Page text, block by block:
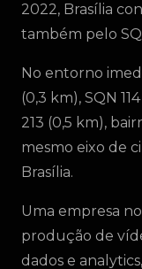
2022, Brasília
também pelo
No entorno
(0,3 km), SQN
213 (0,5 km),
mesmo eixo de
Brasília.
Uma empresa
produção de
dados e